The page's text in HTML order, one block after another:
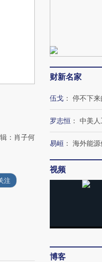
：肖子何
注
财新名家
伍戈 ： 停不下来
罗志恒 ： 中美
易峘 ： 海外能
视频
博客